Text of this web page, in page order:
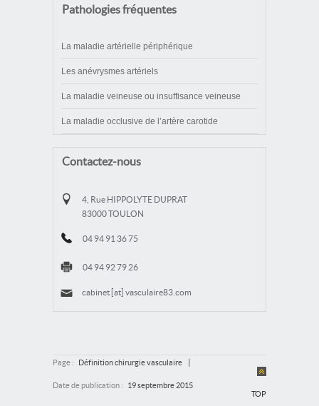
Pathologies fréquentes
La maladie artérielle périphérique
Les anévrysmes artériels
La maladie veineuse ou insuffisance veineuse
La maladie occlusive de l’artère carotide
Contactez-nous
4, Rue HIPPOLYTE DUPRAT
83000 TOULON
04 94 91 36 75
04 94 92 79 26
cabinet [at] vasculaire83.com
Page : Définition chirurgie vasculaire
Date de publication :
19 septembre 2015
TOP